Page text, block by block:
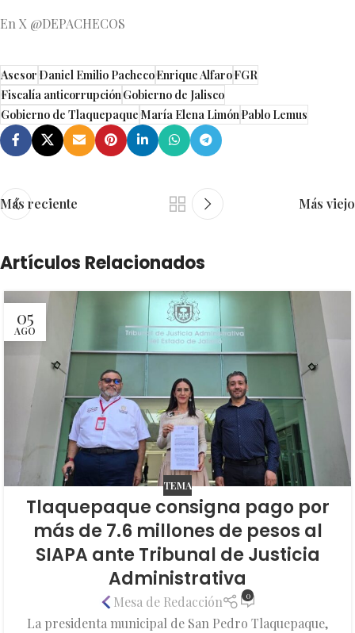
En X @DEPACHECOS
AsesorDaniel Emilio PachecoEnrique AlfaroFGR
Fiscalía anticorrupciónGobierno de Jalisco
Gobierno de TlaquepaqueMaría Elena LimónPablo Lemus
Más reciente Más viejo
Artículos Relacionados
05
AGO
TEMA
Tlaquepaque consigna pago por
más de 7.6 millones de pesos al
SIAPA ante Tribunal de Justicia
Administrativa
Mesa de Redacción 0
La presidenta municipal de San Pedro Tlaquepaque,